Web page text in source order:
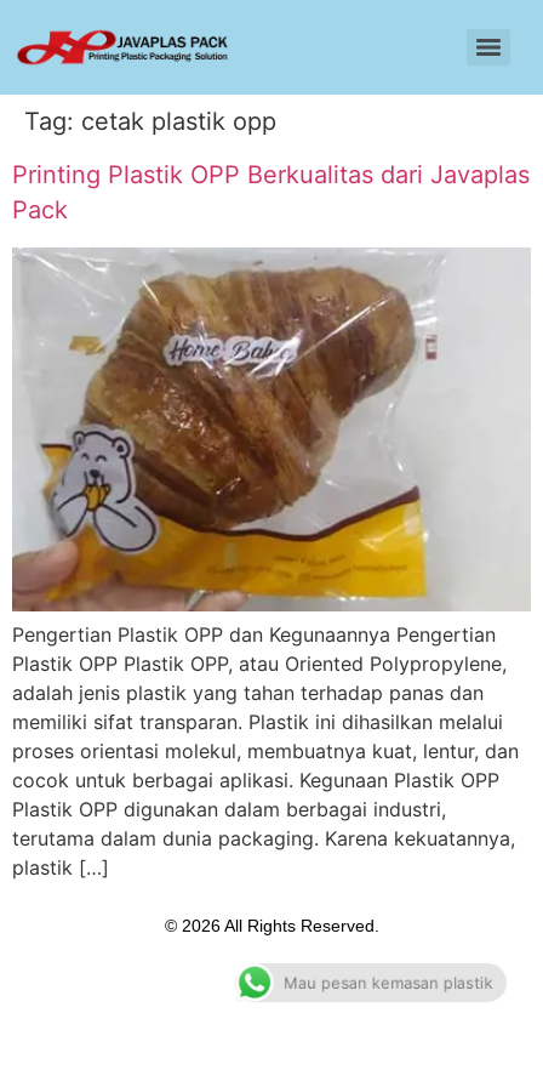
Tag: cetak plastik opp
Printing Plastik OPP Berkualitas dari Javaplas
Pack
Pengertian Plastik OPP dan Kegunaannya Pengertian
Plastik OPP Plastik OPP, atau Oriented Polypropylene,
adalah jenis plastik yang tahan terhadap panas dan
memiliki sifat transparan. Plastik ini dihasilkan melalui
proses orientasi molekul, membuatnya kuat, lentur, dan
cocok untuk berbagai aplikasi. Kegunaan Plastik OPP
Plastik OPP digunakan dalam berbagai industri,
terutama dalam dunia packaging. Karena kekuatannya,
plastik […]
© 2026 All Rights Reserved.
Mau pesan kemasan plastik